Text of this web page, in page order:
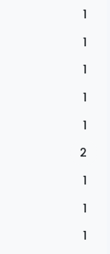
1
1
1
1
1
2
1
1
1